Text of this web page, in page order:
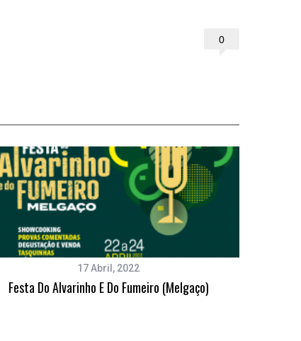
0
17 Abril, 2022
Festa Do Alvarinho E Do Fumeiro (Melgaço)